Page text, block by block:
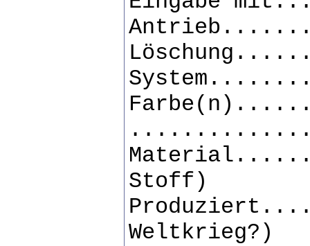
Stoff)
Weltkrieg?)